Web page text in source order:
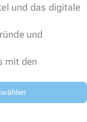
und das digitale
und
mit den